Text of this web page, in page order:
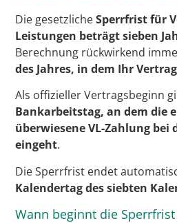
Die gesetzlicheSperrfrist für
Leistungen beträgt sieben
Berechnung rückwirkend
des Jahres, in dem Ihr
Als offizieller Vertragsbeginn
Bankarbeitstag, an dem die
überwiesene VL-Zahlung bei
eingeht.
Die Sperrfrist endet
Kalendertag des siebten
Wann beginnt die Sperrfrist